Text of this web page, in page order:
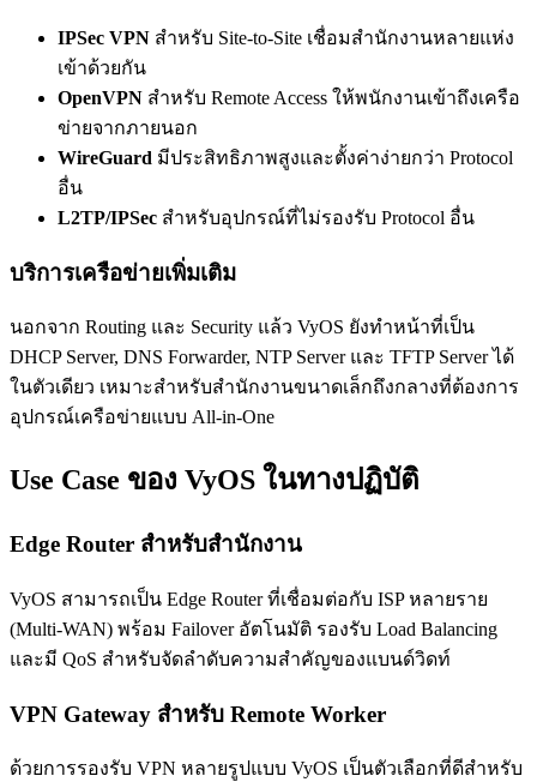
IPSec VPN สำหรับ Site-to-Site เชื่อมสำนักงานหลายแห่ง
เข้าด้วยกัน
OpenVPN สำหรับ Remote Access ให้พนักงานเข้าถึงเครือ
ข่ายจากภายนอก
WireGuard มีประสิทธิภาพสูงและตั้งค่าง่ายกว่า Protocol
อื่น
L2TP/IPSec สำหรับอุปกรณ์ที่ไม่รองรับ Protocol อื่น
บริการเครือข่ายเพิ่มเติม
นอกจาก Routing และ Security แล้ว VyOS ยังทำหน้าที่เป็น
DHCP Server, DNS Forwarder, NTP Server และ TFTP Server ได้
ในตัวเดียว เหมาะสำหรับสำนักงานขนาดเล็กถึงกลางที่ต้องการ
อุปกรณ์เครือข่ายแบบ All-in-One
Use Case ของ VyOS ในทางปฏิบัติ
Edge Router สำหรับสำนักงาน
VyOS สามารถเป็น Edge Router ที่เชื่อมต่อกับ ISP หลายราย
(Multi-WAN) พร้อม Failover อัตโนมัติ รองรับ Load Balancing
และมี QoS สำหรับจัดลำดับความสำคัญของแบนด์วิดท์
VPN Gateway สำหรับ Remote Worker
ด้วยการรองรับ VPN หลายรูปแบบ VyOS เป็นตัวเลือกที่ดีสำหรับ